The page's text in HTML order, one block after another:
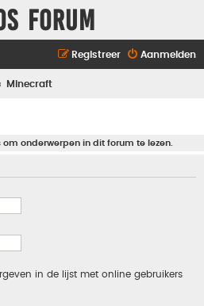
Forum
Aanmelden
Registreer
Minecraft
onderwerpen in dit forum te lezen.
in de lijst met online gebruikers